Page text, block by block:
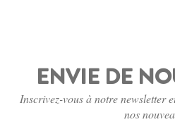
ENVIE DE
Inscrivez-vous à notre newsletter
nos